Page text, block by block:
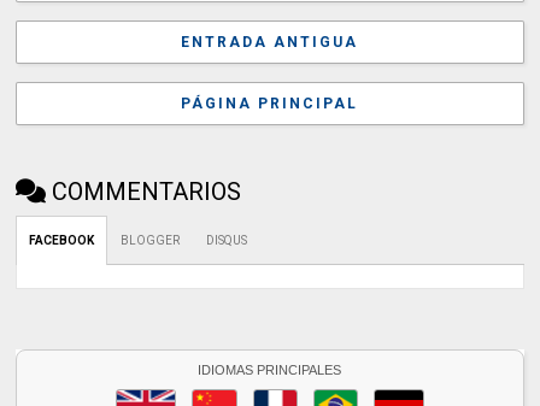
ENTRADA ANTIGUA
PÁGINA PRINCIPAL
COMMENTARIOS
FACEBOOK BLOGGER DISQUS
IDIOMAS PRINCIPALES